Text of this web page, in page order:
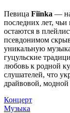
Певица Fiїnka —
последних лет,
остаются в
псевдонимом
уникальную
гуцульские
любовь к родной
слушателей, что
драйвовой,
Концерт
Музыка